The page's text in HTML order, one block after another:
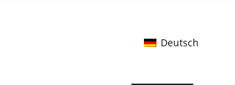
Deutsch